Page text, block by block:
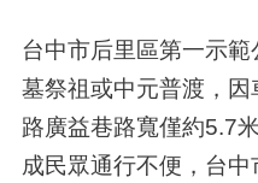
台中市后里區第一示
墓祭祖或中元普渡，
路廣益巷路寬僅約5.7
成民眾通行不便，台